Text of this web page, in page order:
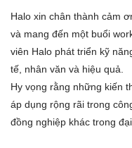
Halo xin chân thành cảm
và mang đến một buổi
viên Halo phát triển kỹ
tế, nhân văn và hiệu quả.
Hy vọng rằng những kiến
áp dụng rộng rãi trong
đồng nghiệp khác trong